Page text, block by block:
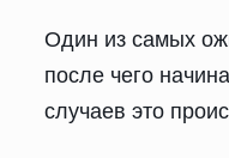
Один из самых
после чего
случаев это